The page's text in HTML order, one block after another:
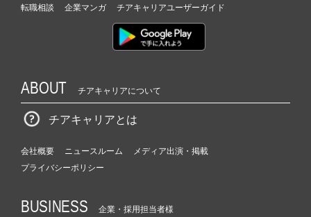
転職相談
企業マンガ チアキャリアユーザーガイド
ABOUT チアキャリアについて
チアキャリアとは
会社概要 ニュースルーム
メディア出演・掲載
プライバシーポリシー
BUSINESS 企業・採用担当者様